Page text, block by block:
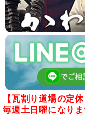
【瓦割り道場の定
毎週土日曜になりま